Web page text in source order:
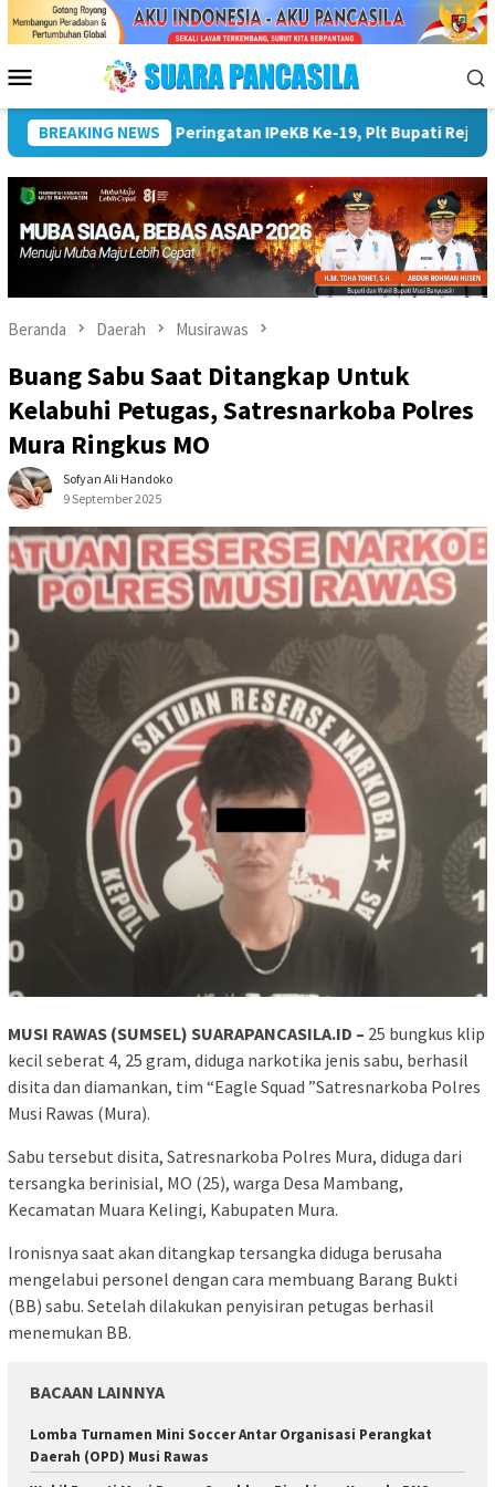
Menu
Mobile
BREAKING NEWS
Ujung Tombak Pembangunan Keluarga Sekda Pimpin
Beranda Daerah Musirawas
Buang Sabu Saat Ditangkap Untuk
Kelabuhi Petugas, Satresnarkoba Polres
Mura Ringkus MO
Sofyan Ali Handoko
9 September 2025
MUSI RAWAS (SUMSEL) SUARAPANCASILA.ID – 25 bungkus klip
kecil seberat 4, 25 gram, diduga narkotika jenis sabu, berhasil
disita dan diamankan, tim “Eagle Squad ”Satresnarkoba Polres
Musi Rawas (Mura).
Sabu tersebut disita, Satresnarkoba Polres Mura, diduga dari
tersangka berinisial, MO (25), warga Desa Mambang,
Kecamatan Muara Kelingi, Kabupaten Mura.
Ironisnya saat akan ditangkap tersangka diduga berusaha
mengelabui personel dengan cara membuang Barang Bukti
(BB) sabu. Setelah dilakukan penyisiran petugas berhasil
menemukan BB.
BACAAN LAINNYA
Lomba Turnamen Mini Soccer Antar Organisasi Perangkat
Daerah (OPD) Musi Rawas